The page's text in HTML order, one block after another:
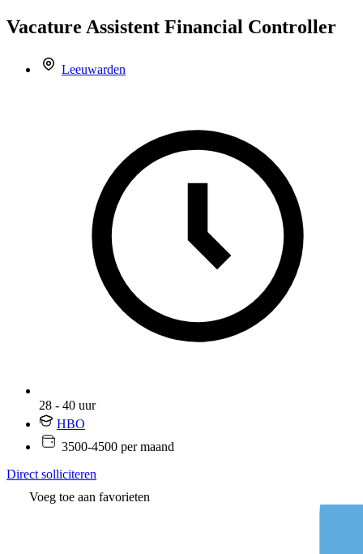
Vacature Assistent Financial Controller
Leeuwarden
28 - 40 uur
HBO
3500-4500 per maand
Direct solliciteren
Voeg toe aan favorieten